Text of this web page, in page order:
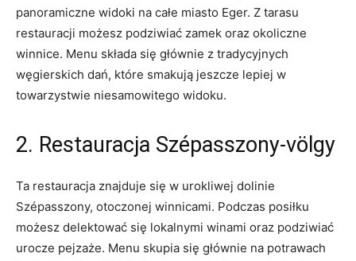
panoramiczne‍ widoki na całe miasto Eger. Z tarasu
restauracji możesz podziwiać ​zamek oraz‌ okoliczne‍
winnice. Menu⁣ składa się głównie z tradycyjnych
‌węgierskich dań, które‌ smakują jeszcze lepiej w
towarzystwie niesamowitego widoku.
2. Restauracja Szépasszony-völgy
Ta restauracja znajduje się w ‍urokliwej ⁤dolinie
Szépasszony, otoczonej winnicami. Podczas posiłku
możesz delektować się lokalnymi winami oraz podziwiać
‍urocze pejzaże. Menu skupia się⁤ głównie na potrawach